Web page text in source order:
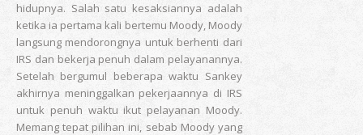
hidupnya. Salah satu kesaksiannya adalah
ketika ia pertama kali bertemu Moody, Moody
langsung mendorongnya untuk berhenti dari
IRS dan bekerja penuh dalam pelayanannya.
Setelah bergumul beberapa waktu Sankey
akhirnya meninggalkan pekerjaannya di IRS
untuk penuh waktu ikut pelayanan Moody.
Memang tepat pilihan ini, sebab Moody yang